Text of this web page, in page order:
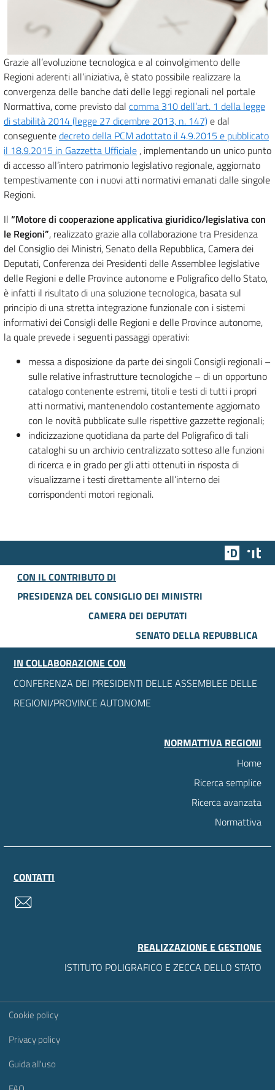
Grazie all’evoluzione tecnologica e al coinvolgimento delle
Regioni aderenti all’iniziativa, è stato possibile realizzare la
convergenza delle banche dati delle leggi regionali nel portale
Normattiva, come previsto dal comma 310 dell’art. 1 della legge
di stabilità 2014 (legge 27 dicembre 2013, n. 147)e dal
conseguentedecreto della PCM adottato il 4.9.2015 e pubblicato
il 18.9.2015 in Gazzetta Ufficiale , implementando un unico punto
di accesso all’intero patrimonio legislativo regionale, aggiornato
tempestivamente con i nuovi atti normativi emanati dalle singole
Regioni.
Il “Motore di cooperazione applicativa giuridico/legislativa con
le Regioni”, realizzato grazie alla collaborazione tra Presidenza
del Consiglio dei Ministri, Senato della Repubblica, Camera dei
Deputati, Conferenza dei Presidenti delle Assemblee legislative
delle Regioni e delle Province autonome e Poligrafico dello Stato,
è infatti il risultato di una soluzione tecnologica, basata sul
principio di una stretta integrazione funzionale con i sistemi
informativi dei Consigli delle Regioni e delle Province autonome,
la quale prevede i seguenti passaggi operativi:
messa a disposizione da parte dei singoli Consigli regionali –
sulle relative infrastrutture tecnologiche – di un opportuno
catalogo contenente estremi, titoli e testi di tutti i propri
atti normativi, mantenendolo costantemente aggiornato
con le novità pubblicate sulle rispettive gazzette regionali;
indicizzazione quotidiana da parte del Poligrafico di tali
cataloghi su un archivio centralizzato sotteso alle funzioni
di ricerca e in grado per gli atti ottenuti in risposta di
visualizzarne i testi direttamente all’interno dei
corrispondenti motori regionali.
Team
CON IL CONTRIBUTO DI
PRESIDENZA DEL CONSIGLIO DEI MINISTRI
CAMERA DEI DEPUTATI
SENATO DELLA REPUBBLICA
IN COLLABORAZIONE CON
CONFERENZA DEI PRESIDENTI DELLE ASSEMBLEE DELLE
REGIONI/PROVINCE AUTONOME
NORMATTIVA REGIONI
Home
Ricerca semplice
Ricerca avanzata
Normattiva
CONTATTI
REALIZZAZIONE E GESTIONE
ISTITUTO POLIGRAFICO E ZECCA DELLO STATO
Sezione Link Utili
Cookie policy
Privacy policy
Guida all'uso